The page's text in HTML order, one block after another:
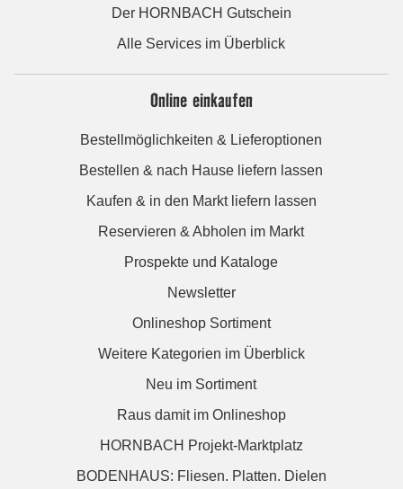
Der HORNBACH Gutschein
Alle Services im Überblick
Online einkaufen
Bestellmöglichkeiten & Lieferoptionen
Bestellen & nach Hause liefern lassen
Kaufen & in den Markt liefern lassen
Reservieren & Abholen im Markt
Prospekte und Kataloge
Newsletter
Onlineshop Sortiment
Weitere Kategorien im Überblick
Neu im Sortiment
Raus damit im Onlineshop
HORNBACH Projekt-Marktplatz
BODENHAUS: Fliesen. Platten. Dielen